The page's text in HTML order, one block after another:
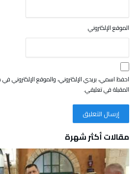
الموقع الإلكتروني
احفظ اسمي، بريدي الإلكتروني، والموقع الإلكتروني
المقبلة في تعليقي.
مقالات أكثر شهرة